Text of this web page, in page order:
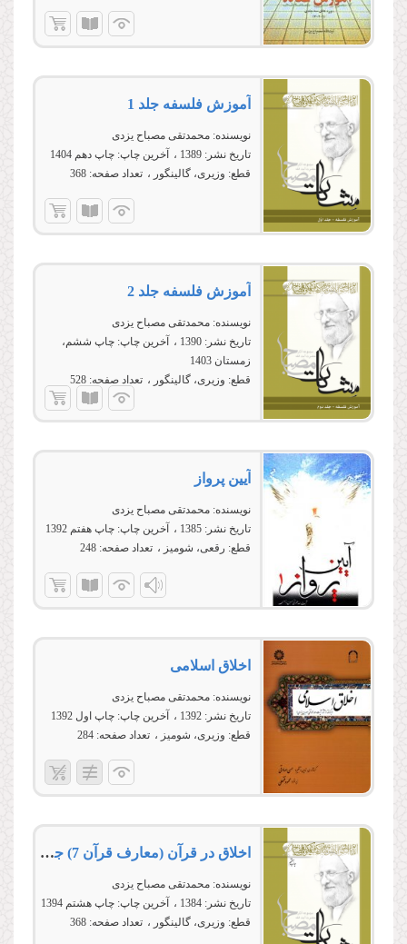
آموزش فلسفه جلد 1
نویسنده: محمدتقی مصباح یزدی
تاریخ نشر: 1389 آخرین چاپ: چاپ دهم 1404
قطع: وزیری، گالینگور تعداد صفحه: 368
آموزش فلسفه جلد 2
نویسنده: محمدتقی مصباح یزدی
تاریخ نشر: 1390 آخرین چاپ: چاپ ششم،
زمستان 1403
قطع: وزیری، گالینگور تعداد صفحه: 528
آیین پرواز
نویسنده: محمدتقی مصباح یزدی
تاریخ نشر: 1385 آخرین چاپ: چاپ هفتم 1392
قطع: رقعی، شومیز تعداد صفحه: 248
اخلاق اسلامی
نویسنده: محمدتقی مصباح یزدی
تاریخ نشر: 1392 آخرین چاپ: چاپ اول 1392
قطع: وزیری، شومیز تعداد صفحه: 284
اخلاق در قرآن (معارف قرآن 7) جلد اول
نویسنده: محمدتقی مصباح یزدی
تاریخ نشر: 1384 آخرین چاپ: چاپ هشتم 1394
قطع: وزیری، گالینگور تعداد صفحه: 368